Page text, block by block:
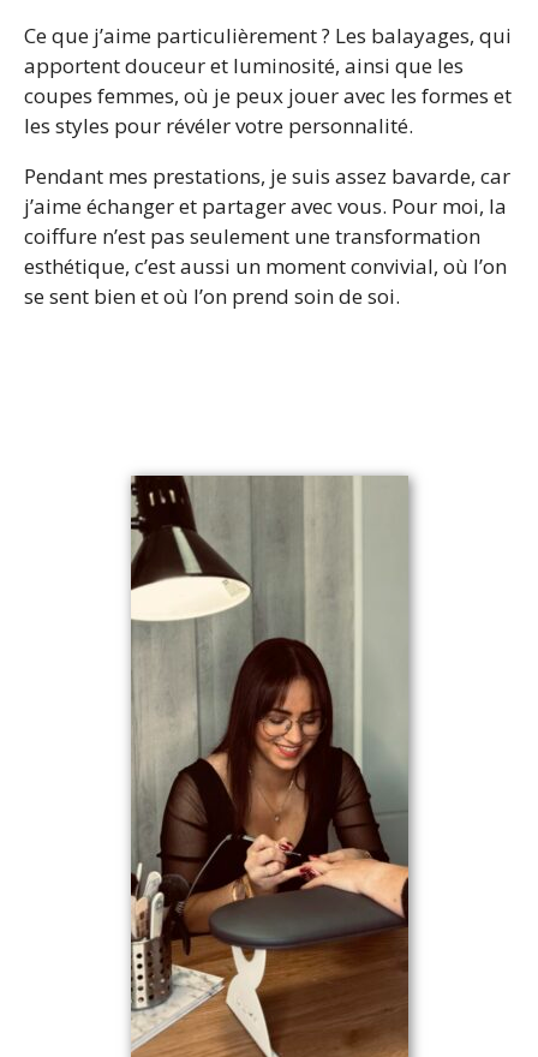
Ce que j’aime particulièrement ? Les balayages, qui
apportent douceur et luminosité, ainsi que les
coupes femmes, où je peux jouer avec les formes et
les styles pour révéler votre personnalité.
Pendant mes prestations, je suis assez bavarde, car
j’aime échanger et partager avec vous. Pour moi, la
coiffure n’est pas seulement une transformation
esthétique, c’est aussi un moment convivial, où l’on
se sent bien et où l’on prend soin de soi.